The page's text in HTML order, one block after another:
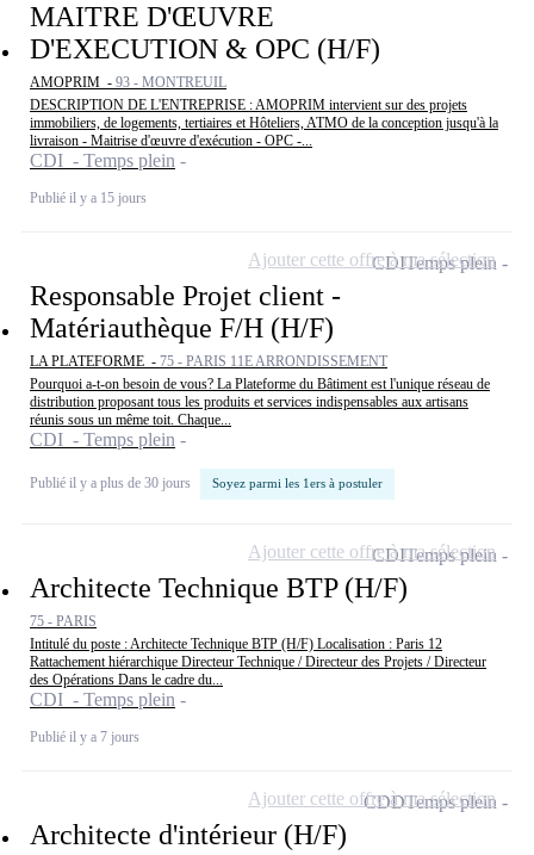
MAITRE D'ŒUVRE
D'EXECUTION & OPC (H/F)
AMOPRIM - 93 - MONTREUIL
DESCRIPTION DE L'ENTREPRISE : AMOPRIM intervient sur des projets
immobiliers, de logements, tertiaires et Hôteliers, ATMO de la conception jusqu'à la
livraison - Maitrise d'œuvre d'exécution - OPC -...
CDI - Temps plein
Publié il y a 15 jours
Responsable Projet client -
Matériauthèque F/H (H/F)
LA PLATEFORME - 75 - PARIS 11E ARRONDISSEMENT
Pourquoi a-t-on besoin de vous? La Plateforme du Bâtiment est l'unique réseau de
distribution proposant tous les produits et services indispensables aux artisans
réunis sous un même toit. Chaque...
CDI - Temps plein
Publié il y a plus de 30 jours Soyez parmi les 1ers à postuler
CDITemps plein
Ajouter cette offre à ma sélection
Architecte Technique BTP (H/F)
75 - PARIS
Intitulé du poste : Architecte Technique BTP (H/F) Localisation : Paris 12
Rattachement hiérarchique Directeur Technique / Directeur des Projets / Directeur
des Opérations Dans le cadre du...
CDI - Temps plein
Publié il y a 7 jours
CDITemps plein
Ajouter cette offre à ma sélection
Architecte d'intérieur (H/F)
CDDTemps plein
Ajouter cette offre à ma sélection